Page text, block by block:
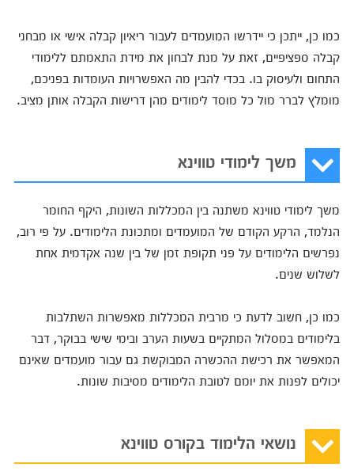
כמו כן, ייתכן כי יידרשו המועמדים לעבור ריאיון קבלה אישי או מבחני
קבלה ספציפיים, זאת על מנת לבחון את מידת התאמתם ללימודי
התחום ולעיסוק בו. בכדי להבין מה האפשרויות העומדות בפניכם,
מומלץ לברר מול כל מוסד לימודים מהן דרישות הקבלה אותן מציב.
משך לימודי טווינא
משך לימודי טווינא משתנה בין המכללות השונות, היקף החומר
הנלמד, הרקע הקודם של המועמדים ומתכונת הלימודים. על פי רוב,
נפרשים הלימודים על פני תקופת זמן של בין שנה אקדמית אחת
לשלוש שנים.
כמו כן, חשוב לדעת כי מרבית המכללות מאפשרות השתלבות
בלימודים במסלול המתקיים בשעות הערב ובימי שישי בבוקר, דבר
המאפשר את רכישת ההכשרה המבוקשת גם עבור מועמדים שאינם
יכולים לפנות את יומם לטובת הלימודים מסיבות שונות.
נושאי הלימוד בקורס טווינא